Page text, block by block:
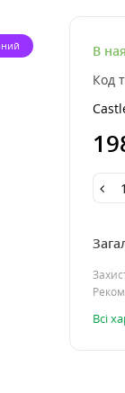
В
Код
Всі